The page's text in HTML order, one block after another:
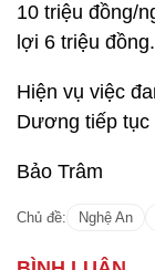
10 triệu đồng/
lợi 6 triệu đồng.
Hiện vụ việc
Dương tiếp tục
Bảo Trâm
Chủ đề: Nghệ An